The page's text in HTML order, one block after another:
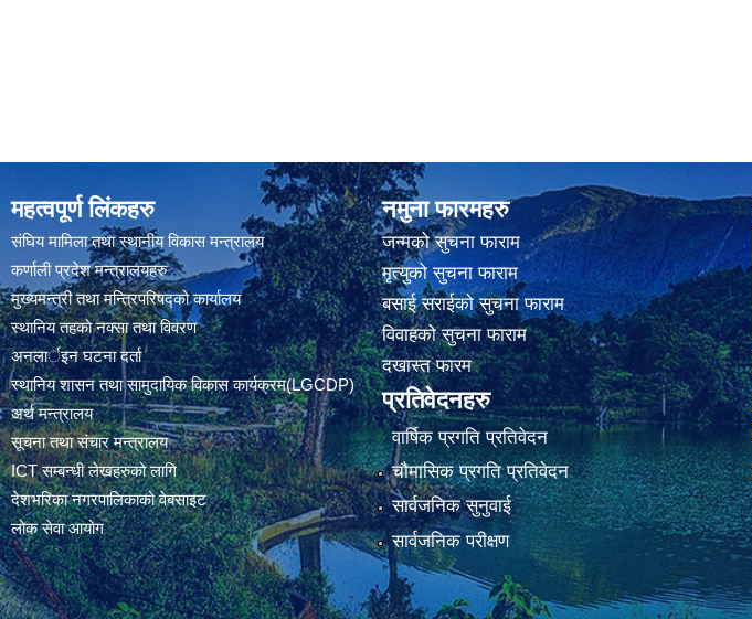
महत्वपूर्ण लिंकहरु
संघिय मामिला तथा स्थानीय विकास मन्त्रालय
कर्णाली प्रदेश मन्त्रालयहरु
मुख्यमन्त्री तथा मन्त्रिपरिषद्को कार्यालय
स्थानिय तहकाे नक्सा तथा विवरण
अनलार्इन घटना दर्ता
स्थानिय शासन तथा सामुदायिक विकास कार्यक्रम(LGCDP)
अर्थ मन्त्रालय
सूचना तथा संचार मन्त्रालय
ICT सम्बन्धी लेखहरुको लागि
देशभरिका नगरपालिकाको वेबसाइट
लोक सेवा आयोग
नमुना फारमहरु
जन्मको सुचना फाराम
मृत्युको सुचना फाराम
बसाई सराईको सुचना फाराम
विवाहको सुचना फाराम
दखास्त फारम
प्रतिवेदनहरु
वार्षिक प्रगति प्रतिवेदन
चौमासिक प्रगति प्रतिवेदन
सार्वजनिक सुनुवाई
सार्वजनिक परीक्षण